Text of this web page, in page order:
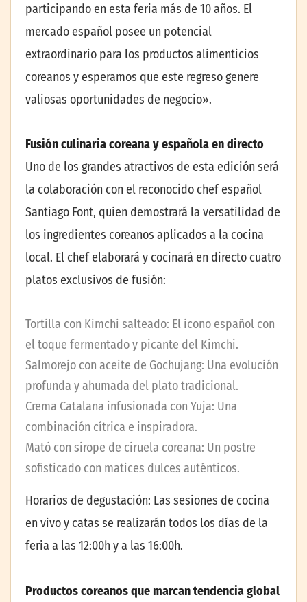
participando en esta feria más de 10 años. El
mercado español posee un potencial
extraordinario para los productos alimenticios
coreanos y esperamos que este regreso genere
valiosas oportunidades de negocio».
Fusión culinaria coreana y española en directo
Uno de los grandes atractivos de esta edición será
la colaboración con el reconocido chef español
Santiago Font, quien demostrará la versatilidad de
los ingredientes coreanos aplicados a la cocina
local. El chef elaborará y cocinará en directo cuatro
platos exclusivos de fusión:
Tortilla con Kimchi salteado: El icono español con
el toque fermentado y picante del Kimchi.
Salmorejo con aceite de Gochujang: Una evolución
profunda y ahumada del plato tradicional.
Crema Catalana infusionada con Yuja: Una
combinación cítrica e inspiradora.
Mató con sirope de ciruela coreana: Un postre
sofisticado con matices dulces auténticos.
Horarios de degustación: Las sesiones de cocina
en vivo y catas se realizarán todos los días de la
feria a las 12:00h y a las 16:00h.
Productos coreanos que marcan tendencia global